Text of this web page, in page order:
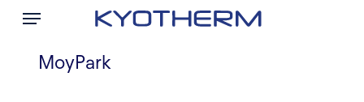
Skip
content
Menu
MoyPark